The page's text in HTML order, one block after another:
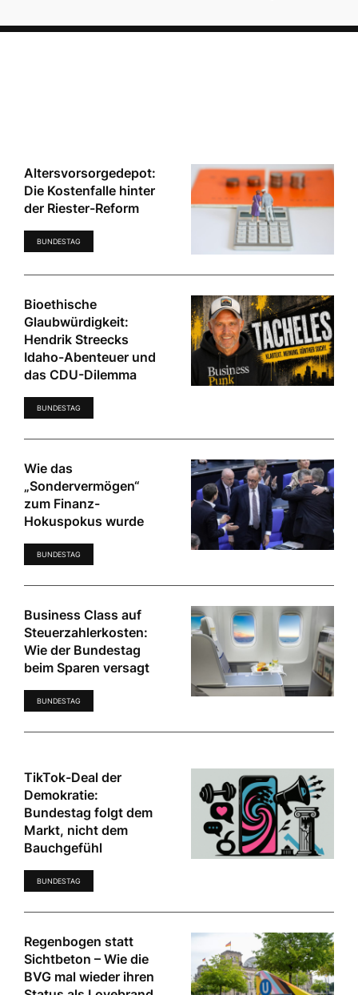
Altersvorsorgedepot:
Die Kostenfalle hinter
der Riester-Reform
BUNDESTAG
Bioethische
Glaubwürdigkeit:
Hendrik Streecks
Idaho-Abenteuer und
das CDU-Dilemma
BUNDESTAG
Wie das
„Sondervermögen“
zum Finanz-
Hokuspokus wurde
BUNDESTAG
Business Class auf
Steuerzahlerkosten:
Wie der Bundestag
beim Sparen versagt
BUNDESTAG
TikTok-Deal der
Demokratie:
Bundestag folgt dem
Markt, nicht dem
Bauchgefühl
BUNDESTAG
Regenbogen statt
Sichtbeton – Wie die
BVG mal wieder ihren